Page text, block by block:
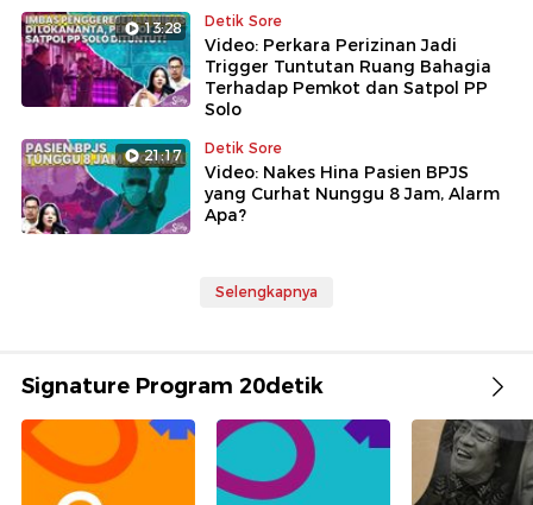
13:28 Detik Sore
Video: Perkara Perizinan Jadi
Trigger Tuntutan Ruang Bahagia
Terhadap Pemkot dan Satpol PP
Solo
21:17 Detik Sore
Video: Nakes Hina Pasien BPJS
yang Curhat Nunggu 8 Jam, Alarm
Apa?
Selengkapnya
Signature Program 20detik